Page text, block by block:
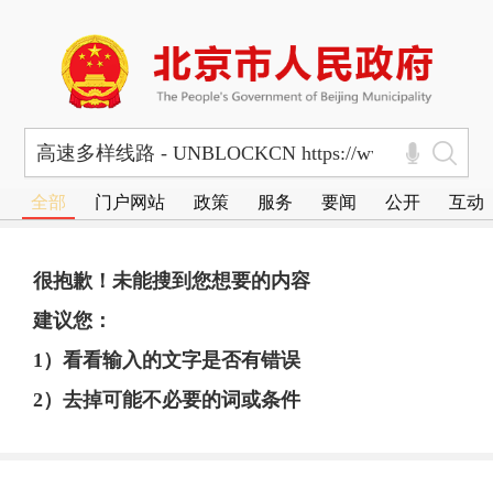
全部 门户网站 政策 服务 要闻 公开 互动
很抱歉！未能搜到您想要的内容
建议您：
1）看看输入的文字是否有错误
2）去掉可能不必要的词或条件